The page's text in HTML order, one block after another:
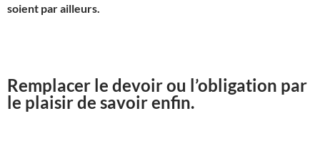
soient par ailleurs.
Remplacer le devoir ou l’obligation par
le plaisir de savoir enfin.